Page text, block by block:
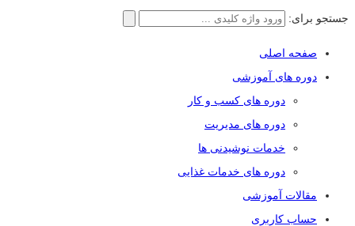
جستجو برای:
صفحه اصلی
دوره های آموزشی
دوره های کسب و کار
دوره های مدیریت
خدمات نوشیدنی ها
دوره های خدمات غذایی
مقالات آموزشی
حساب کاربری